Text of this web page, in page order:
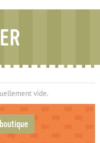
vide.